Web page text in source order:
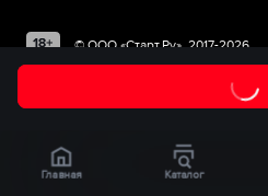
©ООО «Старт.Ру», 2017-2026
Главная Каталог